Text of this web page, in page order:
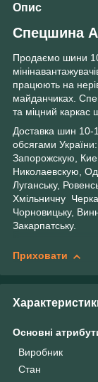
Опис
Спецшина
Продаємо шини
працюють на
майданчиках.
та міцний каркас
Доставка шин 10-
обсягами
Запорожскую,
Николаевскую,
Луганську,
Хмільничну
Чорновицьку,
Закарпатську.
Приховати
Основні
Виробник
Стан